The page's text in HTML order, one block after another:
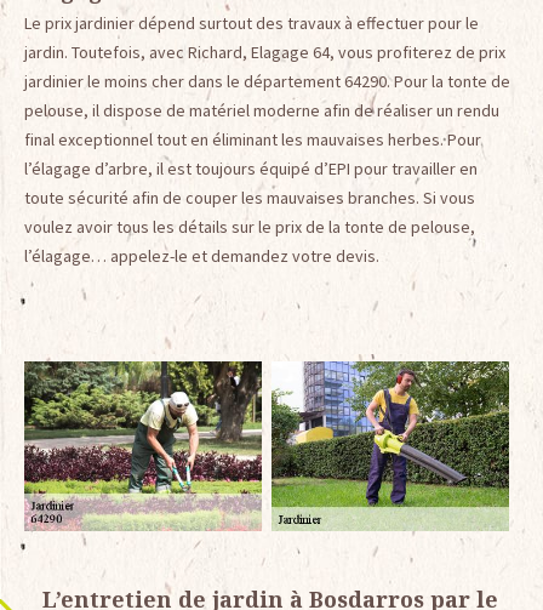
Le prix jardinier dépend surtout des travaux à effectuer pour le
jardin. Toutefois, avec Richard, Elagage 64, vous profiterez de prix
jardinier le moins cher dans le département 64290. Pour la tonte de
pelouse, il dispose de matériel moderne afin de réaliser un rendu
final exceptionnel tout en éliminant les mauvaises herbes. Pour
l’élagage d’arbre, il est toujours équipé d’EPI pour travailler en
toute sécurité afin de couper les mauvaises branches. Si vous
voulez avoir tous les détails sur le prix de la tonte de pelouse,
l’élagage… appelez-le et demandez votre devis.
L’entretien de jardin à Bosdarros par le